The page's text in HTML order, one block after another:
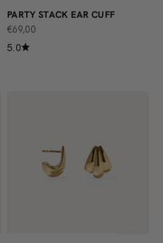
PARTY STACK EAR CUFF
ANGEBOT
€69,00
5.0